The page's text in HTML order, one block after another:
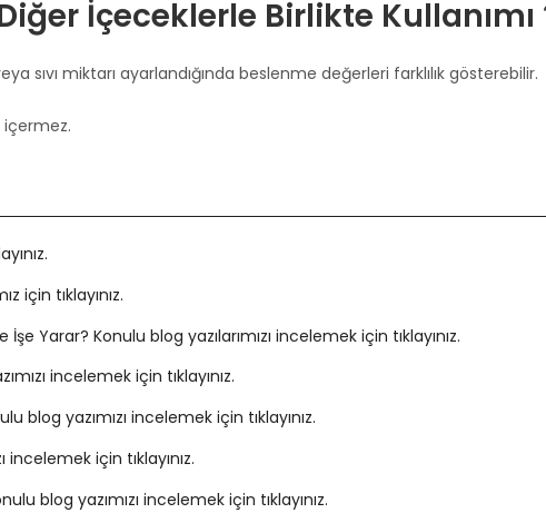
İçeceklerle Birlikte Kullanımı
sıvı miktarı ayarlandığında beslenme değerleri farklılık gösterebilir.
için tıklayınız.
Yarar? Konulu blog yazılarımızı incelemek için tıklayınız.
incelemek için tıklayınız.
blog yazımızı incelemek için tıklayınız.
incelemek için tıklayınız.
blog yazımızı incelemek için tıklayınız.